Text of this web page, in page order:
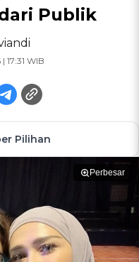
Publik
17:31 WIB
Pilihan
Perbesar